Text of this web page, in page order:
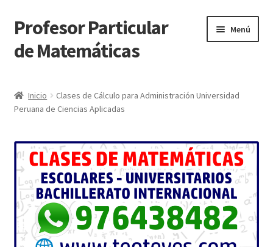
Ir
a
la
Ir
al
contenido
Profesor Particular
de Matemáticas
Menú
Tienda de Matemáticas 100% GRATIS
Inicio
Clases de Cálculo para Administración Universidad
Peruana de Ciencias Aplicadas